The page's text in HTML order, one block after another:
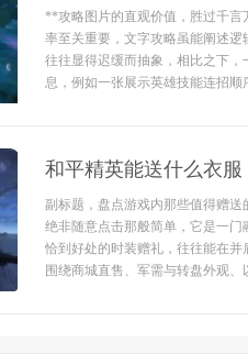
**攻略图片的直观价值，胜过千
率至关重要，文字攻略虽能阐述
往往显得迟缓而抽象，相比之下
息，例如一张展示英雄技能连招顺
和平精英能送什么衣
副标题，盘点游戏内那些值得赠
绝非随意点击那般简单，它是一
恰到好处的时装赠礼，往往能在
围绕商城直售、军需与转盘外观、